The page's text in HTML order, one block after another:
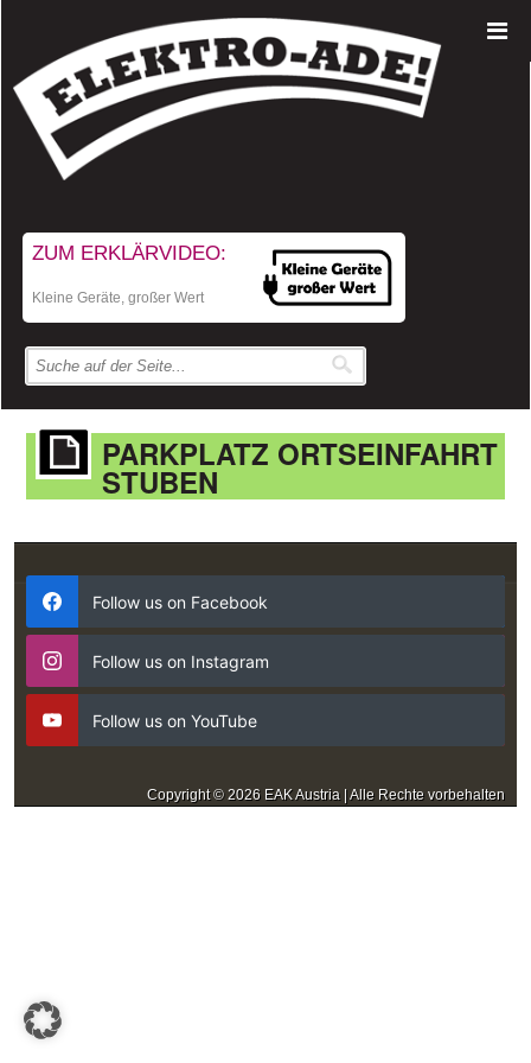
ZUM ERKLÄRVIDEO:
Kleine Geräte, großer Wert
PARKPLATZ ORTSEINFAHRT
STUBEN
Follow us on Facebook
Follow us on Instagram
Follow us on YouTube
Copyright © 2026 EAK Austria | Alle Rechte vorbehalten